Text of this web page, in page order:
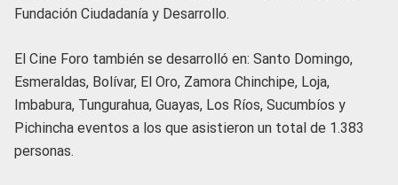
Fundación Ciudadanía y Desarrollo.
El Cine Foro también se desarrolló en: Santo Domingo,
Esmeraldas, Bolívar, El Oro, Zamora Chinchipe, Loja,
Imbabura, Tungurahua, Guayas, Los Ríos, Sucumbíos y
Pichincha eventos a los que asistieron un total de 1.383
personas.